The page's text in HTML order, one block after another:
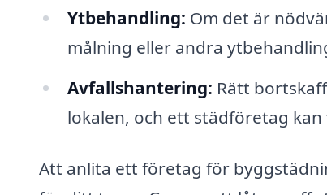
Ytbehandling: Om det är
målning eller andra
Avfallshantering: Rätt
lokalen, och ett städföretag
Att anlita ett företag för